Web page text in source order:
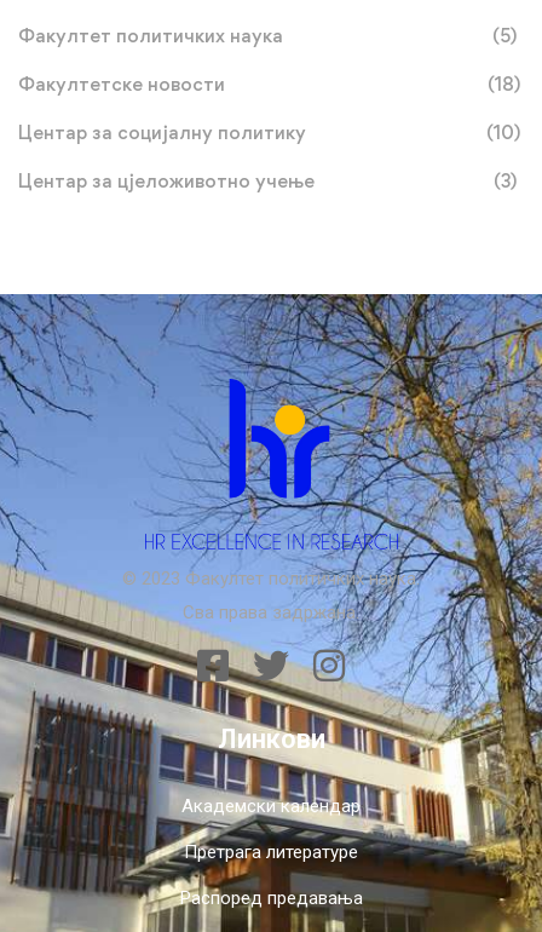
Факултет политичких наука (5)
Факултетске новости (18)
Центар за социјалну политику (10)
Центар за цјеложивотно учење (3)
© 2023 Факултет политичких наука.
Сва права задржана.
Линкови
Академски календар
Претрага литературе
Распоред предавања